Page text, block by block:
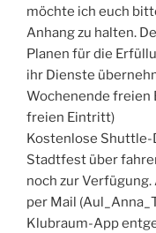
möchte ich euch
Anhang zu halten.
Planen für die
ihr Dienste
Wochenende freien
freien Eintritt)
Kostenlose
Stadtfest über
noch zur
per Mail
Klubraum-App